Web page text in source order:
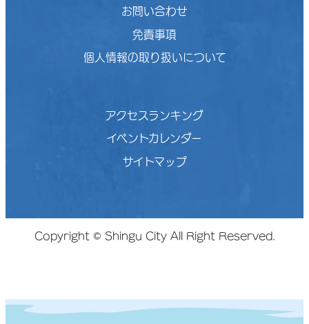
お問い合わせ
免責事項
個人情報の取り扱いについて
アクセスランキング
イベントカレンダー
サイトマップ
Copyright © Shingu City All Right Reserved.